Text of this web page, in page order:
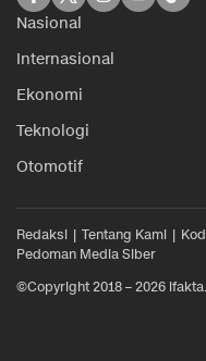
Nasional
Internasional
Ekonomi
Teknologi
Otomotif
Redaksi Tentang Kami
Pedoman Media Siber
©Copyright 2018 – 2026